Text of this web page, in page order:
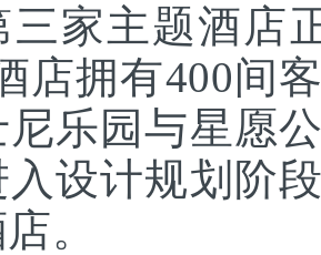
三家主题酒店
店拥有400间
尼乐园与星愿
设计规划阶
。